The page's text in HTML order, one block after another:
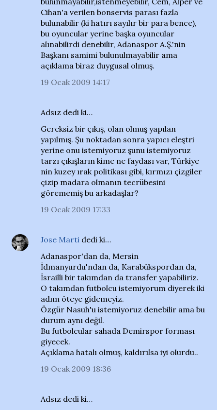
Cihan'a verilen bonservis parası fazla
bulunabilir (ki hatırı sayılır bir para bence),
bu oyuncular yerine başka oyuncular
alınabilirdi denebilir, Adanaspor A.Ş.'nin
Başkanı samimi bulunulmayabilir ama
açıklama biraz duygusal olmuş.
19 Ocak 2009 14:17
Adsız dedi ki…
Gereksiz bir çıkış, olan olmuş yapılan
yapılmış. Şu noktadan sonra yapıcı eleştri
yerine onu istemiyoruz şunu istemiyoruz
tarzı çıkışların kime ne faydası var, Türkiye
nin kuzey ırak politikası gibi, kırmızı çizgiler
çizip madara olmanın tecrübesini
görememiş bu arkadaşlar?
19 Ocak 2009 17:33
Jose Marti dedi ki…
Adanaspor'dan da, Mersin
İdmanyurdu'ndan da, Karabükspordan da,
İsrailli bir takımdan da transfer yapabiliriz.
O takımdan futbolcu istemiyorum diyerek iki
adım öteye gidemeyiz.
Özgür Nasuh'u istemiyoruz denebilir ama bu
durum aynı değil.
Bu futbolcular sahada Demirspor forması
giyecek.
Açıklama hatalı olmuş, kaldırılsa iyi olurdu..
19 Ocak 2009 18:36
Adsız dedi ki…